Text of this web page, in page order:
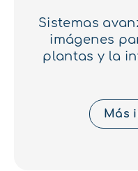
Sistemas
imágenes
plantas y la
Más